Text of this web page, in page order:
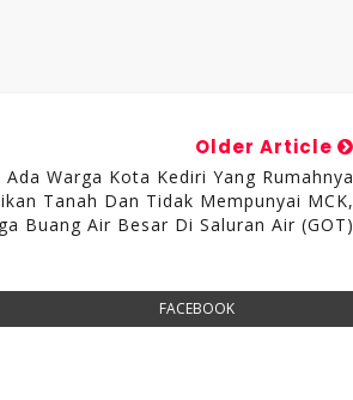
Older Article
Ada Warga Kota Kediri Yang Rumahnya
Tanah Dan Tidak Mempunyai MCK,
Buang Air Besar Di Saluran Air (GOT)
FACEBOOK